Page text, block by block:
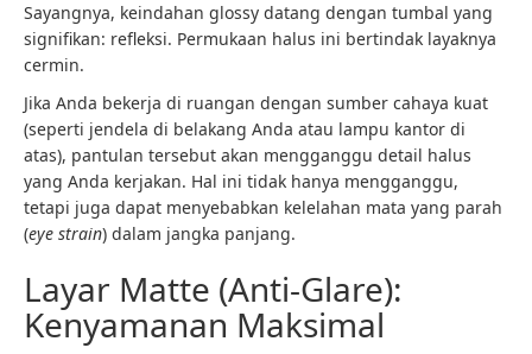
Sayangnya, keindahan glossy datang dengan tumbal yang
signifikan: refleksi. Permukaan halus ini bertindak layaknya
cermin.
Jika Anda bekerja di ruangan dengan sumber cahaya kuat
(seperti jendela di belakang Anda atau lampu kantor di
atas), pantulan tersebut akan mengganggu detail halus
yang Anda kerjakan. Hal ini tidak hanya mengganggu,
tetapi juga dapat menyebabkan kelelahan mata yang parah
(eye strain) dalam jangka panjang.
Layar Matte (Anti-Glare):
Kenyamanan Maksimal